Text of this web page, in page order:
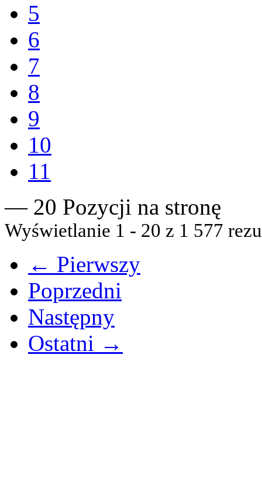
5
6
7
8
9
10
11
— 20 Pozycji na stronę
Wyświetlanie 1 - 20 z 1 577
← Pierwszy
Poprzedni
Następny
Ostatni →